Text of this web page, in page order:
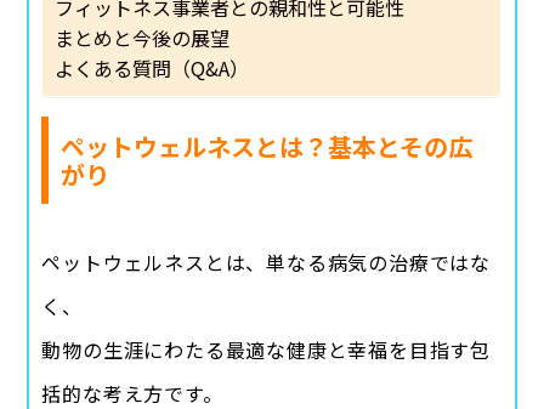
フィットネス事業者との親和性と可能性
まとめと今後の展望
よくある質問（Q&A）
ペットウェルネスとは？基本とその広
がり
ペットウェルネスとは、単なる病気の治療ではな
く、
動物の生涯にわたる最適な健康と幸福を目指す包
括的な考え方です。